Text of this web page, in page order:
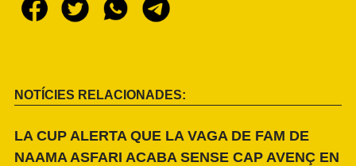
NOTÍCIES RELACIONADES:
LA CUP ALERTA QUE LA VAGA DE FAM DE
NAAMA ASFARI ACABA SENSE CAP AVENÇ EN